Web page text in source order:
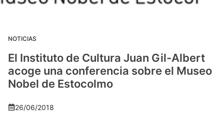
NOTICIAS
El Instituto de Cultura Juan Gil-Albert
acoge una conferencia sobre el Museo
Nobel de Estocolmo
26/06/2018